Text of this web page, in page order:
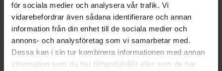
för sociala medier och analysera vår trafik. Vi
vidarebefordrar även sådana identifierare och annan
information från din enhet till de sociala medier och
annons- och analysföretag som vi samarbetar med.
Dessa kan i sin tur kombinera informationen med annan
information som du har tillhandahållit eller som de har
2024
december (32)
november (1)
oktober (1)
september (1)
juni (1)